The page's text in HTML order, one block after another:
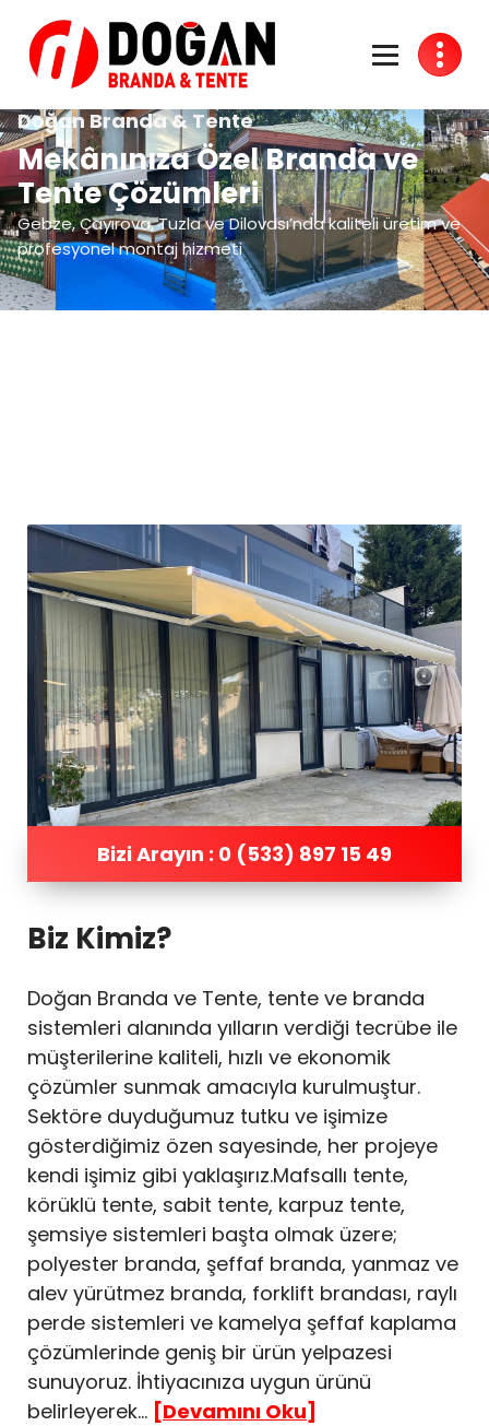
Doğan Branda & Tente
Mekânınıza Özel Branda ve
Tente Çözümleri
Gebze, Çayırova, Tuzla ve Dilovası’nda kaliteli üretim ve
profesyonel montaj hizmeti
Bizi Arayın : 0 (533) 897 15 49
Biz Kimiz?
Doğan Branda ve Tente, tente ve branda
sistemleri alanında yılların verdiği tecrübe ile
müşterilerine kaliteli, hızlı ve ekonomik
çözümler sunmak amacıyla kurulmuştur.
Sektöre duyduğumuz tutku ve işimize
gösterdiğimiz özen sayesinde, her projeye
kendi işimiz gibi yaklaşırız.Mafsallı tente,
körüklü tente, sabit tente, karpuz tente,
şemsiye sistemleri başta olmak üzere;
polyester branda, şeffaf branda, yanmaz ve
alev yürütmez branda, forklift brandası, raylı
perde sistemleri ve kamelya şeffaf kaplama
çözümlerinde geniş bir ürün yelpazesi
sunuyoruz. İhtiyacınıza uygun ürünü
belirleyerek... [Devamını Oku]